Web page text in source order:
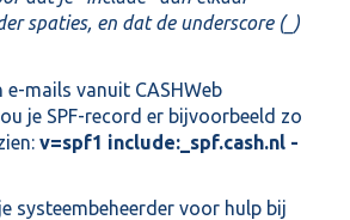
spaties, en dat de underscore (_)
e-mails vanuit CASHWeb
je SPF-record er bijvoorbeeld zo
v=spf1 include:_spf.cash.nl -
systeembeheerder voor hulp bij